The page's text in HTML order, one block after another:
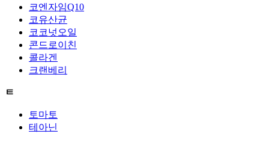
코엔자임Q10
코유산균
코코넛오일
콘드로이친
콜라겐
크랜베리
ㅌ
토마토
테아닌